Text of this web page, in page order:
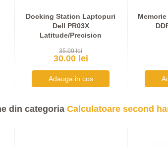
Docking Station Laptopuri
Dell PR03X
Latitude/Precision
35.00 lei
30.00 lei
din categoria Calculatoare second